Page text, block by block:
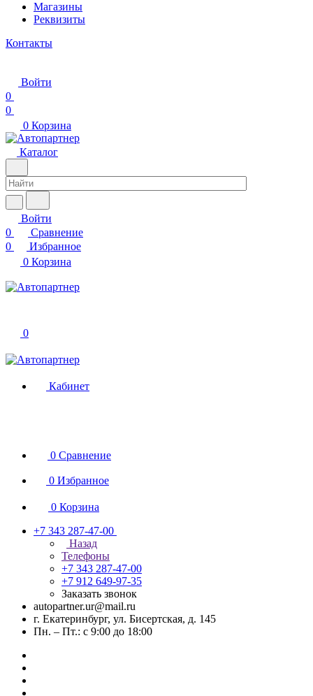
Магазины
Реквизиты
Контакты
Войти
0
0
0 Корзина
Каталог
Войти
0
Сравнение
0
Избранное
0 Корзина
0
Кабинет
0 Сравнение
0 Избранное
0 Корзина
+7 343 287-47-00
Назад
Телефоны
+7 343 287-47-00
+7 912 649-97-35
Заказать звонок
autopartner.ur@mail.ru
г. Екатеринбург, ул. Бисертская, д. 145
Пн. – Пт.: с 9:00 до 18:00